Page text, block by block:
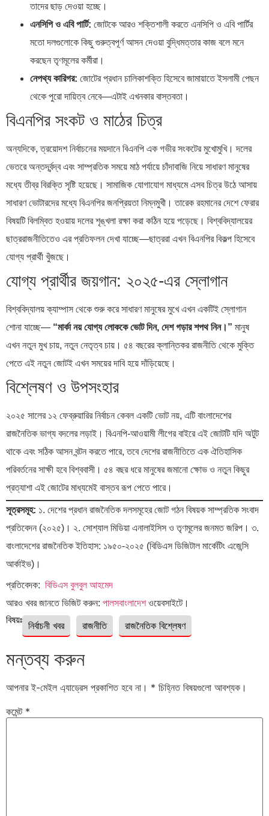
তাদের ছাড় দেওয়া হচ্ছে।
এনসিপি ও এবি পার্টি: জোটকে আরও শক্তিশালী করতে এনসিপি ও এবি পার্টির
মতো দলগুলোকে কিছু গুরুত্বপূর্ণ আসন দেওয়া বুদ্ধিমত্তার কাজ বলে মনে
করছেন তৃণমূলের কর্মীরা।
নেপথ্য কারিগর: জোটের প্রধান চালিকাশক্তি হিসেবে জামায়াতে ইসলামী পেছন
থেকে পুরো দায়িত্ব নেবে—এটাই এখনকার বাস্তবতা।
বিএনপির সংকট ও মাঠের চিত্র
অন্যদিকে, ত্রয়োদশ নির্বাচনের ময়দানে বিএনপি এক গভীর সংকটের মুখোমুখি। দলের
ভেতরে অন্তর্দ্বন্দ্ব এবং সাম্প্রতিক সময়ে মাঠ পর্যায়ে চাঁদাবাজি নিয়ে সাধারণ মানুষের
মধ্যে তীব্র বিরক্তি সৃষ্টি হয়েছে। সামাজিক যোগাযোগ মাধ্যমে এসব চিত্র উঠে আসায়
সাধারণ ভোটারদের মধ্যে বিএনপির জনপ্রিয়তা নিম্নমুখী। তারেক রহমানের দেশে ফেরার
বিষয়টি বিলম্বিত হওয়ায় দলের শৃঙ্খলা রক্ষা করা কঠিন হয়ে পড়েছে। বিশ্ববিদ্যালয়ের
ছাত্ররাজনীতিতেও এর প্রতিফলন দেখা যাচ্ছে—ছাত্ররা এখন বিএনপির বিকল্প হিসেবে
যোগ্য প্রার্থী খুঁজছে।
যোগ্য প্রার্থীর জয়গান: ২০২৫-এর স্লোগান
বিশ্ববিদ্যালয় ক্যাম্পাস থেকে শুরু করে সাধারণ মানুষের মুখে এখন একটিই স্লোগান
শোনা যাচ্ছে— “মার্কা নয় যোগ্য লোককে ভোট দিন, দেশ গড়ার শপথ নিন।” মানুষ
এখন নতুন মুখ চায়, নতুন নেতৃত্ব চায়। ৫৪ বছরের ক্লান্তিকর রাজনীতি থেকে মুক্তি
পেতে এই নতুন জোটই এখন সময়ের দাবি হয়ে দাঁড়িয়েছে।
বিশ্লেষণ ও উপসংহার
২০২৫ সালের ১২ ফেব্রুয়ারির নির্বাচন কেবল একটি ভোট নয়, এটি বাংলাদেশের
রাজনৈতিক ভাগ্য বদলের লড়াই। বিএনপি-আওয়ামী লীগের বাইরে এই জোটটি যদি অটুট
থাকে এবং সঠিক আসন বন্টন করতে পারে, তবে দেশের রাজনীতিতে এক ঐতিহাসিক
পরিবর্তনের সাক্ষী হবে বিশ্ববাসী। ৫৪ বছর ধরে মানুষের জমানো ক্ষোভ ও নতুন কিছুর
প্রত্যাশা এই জোটের মাধ্যমেই বাস্তব রূপ পেতে পারে।
সূত্রসমূহ: ১. দেশের প্রধান রাজনৈতিক দলসমূহের জোট গঠন বিষয়ক সাম্প্রতিক সংবাদ
প্রতিবেদন (২০২৫)। ২. সোশ্যাল মিডিয়া এনালাইসিস ও তৃণমূলের জনমত জরিপ। ৩.
বাংলাদেশের রাজনৈতিক ইতিহাস: ১৯৫০-২০২৫ (বিডিএস ডিজিটাল মার্কেটিং এজেন্সি
আর্কাইভ)।
প্রতিবেদক: বিডিএস বুলবুল আহমেদ
আরও খবর জানতে ভিজিট করুন: পালসবাংলাদেশওয়েবসাইটে।
বিষয়ঃ নির্বাচনী খবর রাজনীতি রাজনৈতিক বিশ্লেষণ
মন্তব্য করুন
আপনার ই-মেইল এ্যাড্রেস প্রকাশিত হবে না। * চিহ্নিত বিষয়গুলো আবশ্যক।
কমেন্ট *